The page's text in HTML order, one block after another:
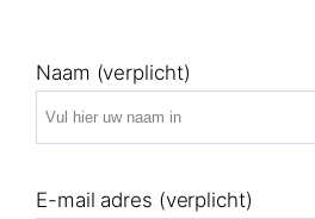
Naam (verplicht)
E-mail adres (verplicht)